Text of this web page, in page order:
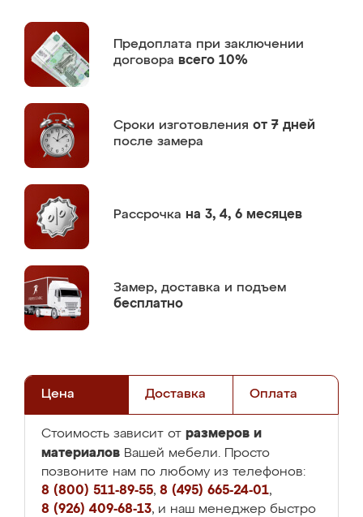
Предоплата при заключении
договора всего 10%
Сроки изготовления от 7 дней
после замера
Рассрочка на 3, 4, 6 месяцев
Замер, доставка и подъем
бесплатно
Цена Доставка Оплата
Стоимость зависит от размеров и
материалов Вашей мебели. Просто
позвоните нам по любому из телефонов:
8 (800) 511-89-55, 8 (495) 665-24-01,
8 (926) 409-68-13, и наш менеджер быстро